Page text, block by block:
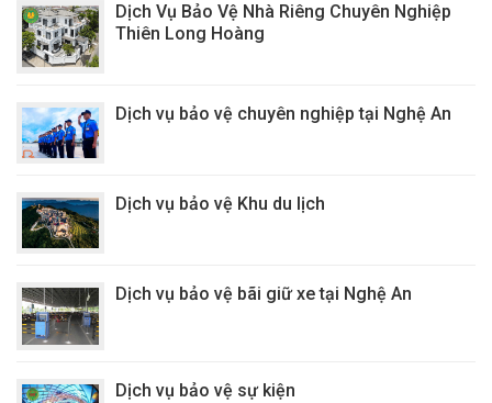
Dịch Vụ Bảo Vệ Nhà Riêng Chuyên Nghiệp
Thiên Long Hoàng
Dịch vụ bảo vệ chuyên nghiệp tại Nghệ An
Dịch vụ bảo vệ Khu du lịch
Dịch vụ bảo vệ bãi giữ xe tại Nghệ An
Dịch vụ bảo vệ sự kiện